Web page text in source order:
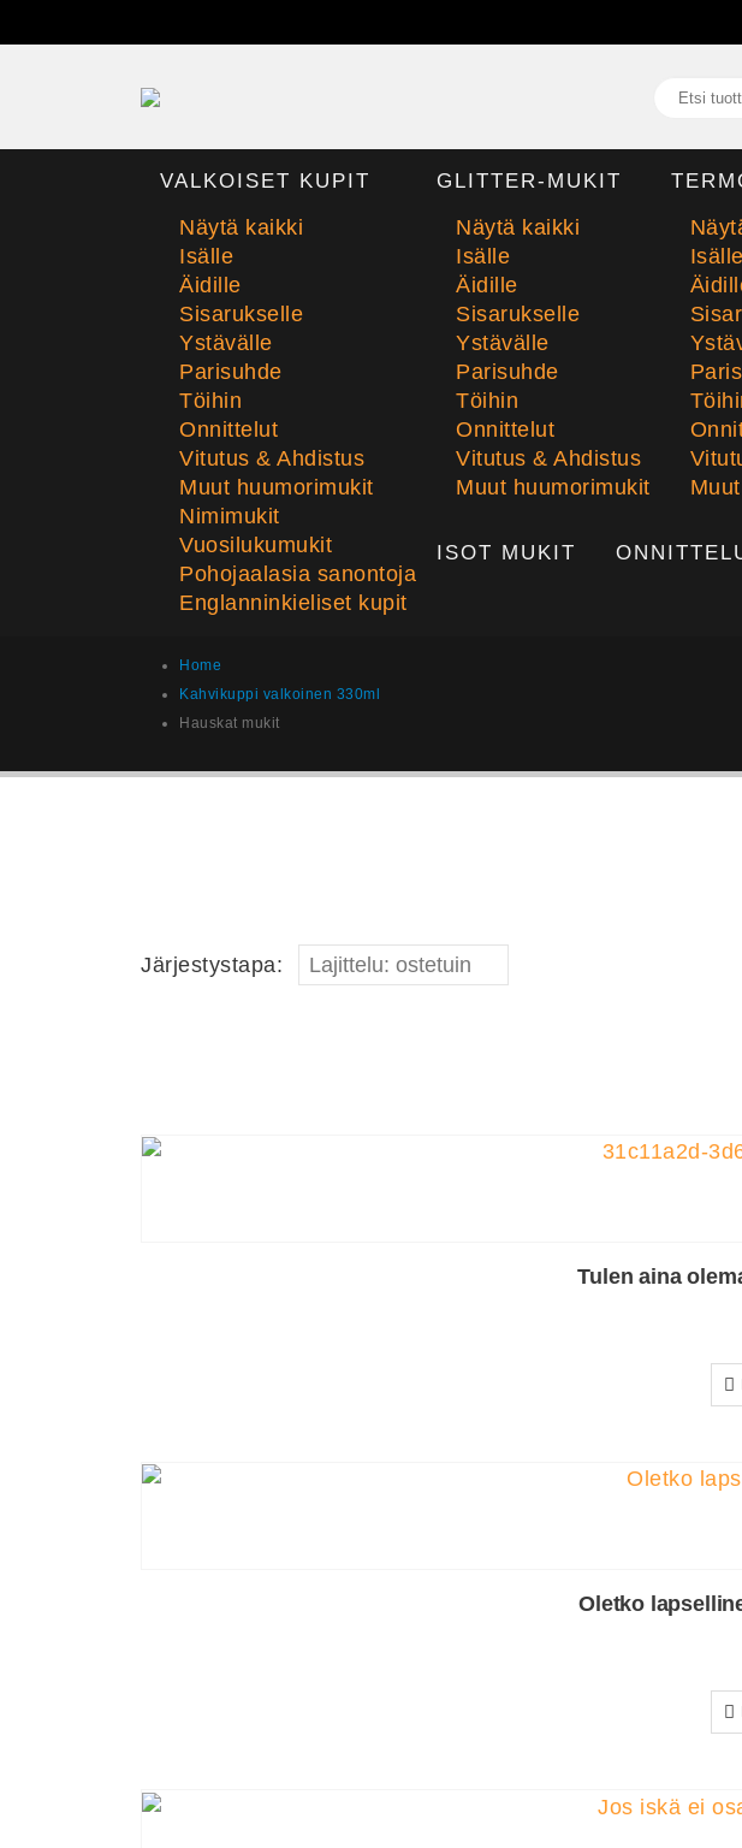
VALKOISET KUPIT
Näytä kaikki
Isälle
Äidille
Sisarukselle
Ystävälle
Parisuhde
Töihin
Onnittelut
Vitutus & Ahdistus
Muut huumorimukit
Nimimukit
Vuosilukumukit
Pohojaalasia sanontoja
Englanninkieliset kupit
GLITTER-MUKIT
Näytä kaikki
Isälle
Äidille
Sisarukselle
Ystävälle
Parisuhde
Töihin
Onnittelut
Vitutus & Ahdistus
Muut huumorimukit
Isälle
ISOT MUKIT
Home
Kahvikuppi valkoinen 330ml
Hauskat mukit
Järjestystapa:
Tulen aina
Oletko